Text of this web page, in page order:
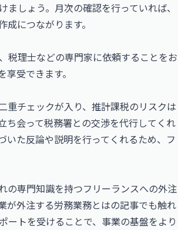
しょう。月次の確認を行っていれば、
につながります。
税理士などの専門家に依頼することをお
受できます。
重チェックが入り、推計課税のリスクは
ち会って税務署との交渉を代行してくれ
いた反論や説明を行ってくれるため、フ
の専門知識を持つフリーランスへの外注
が外注する労務業務とはの記事でも触れ
ートを受けることで、事業の基盤をより